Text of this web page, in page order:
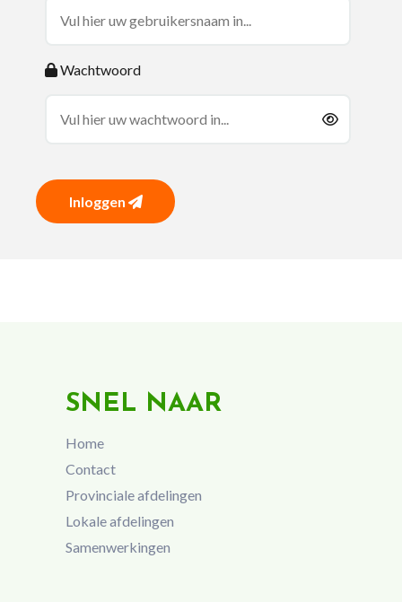
Wachtwoord
Inloggen
SNEL NAAR
Home
Contact
Provinciale afdelingen
Lokale afdelingen
Samenwerkingen